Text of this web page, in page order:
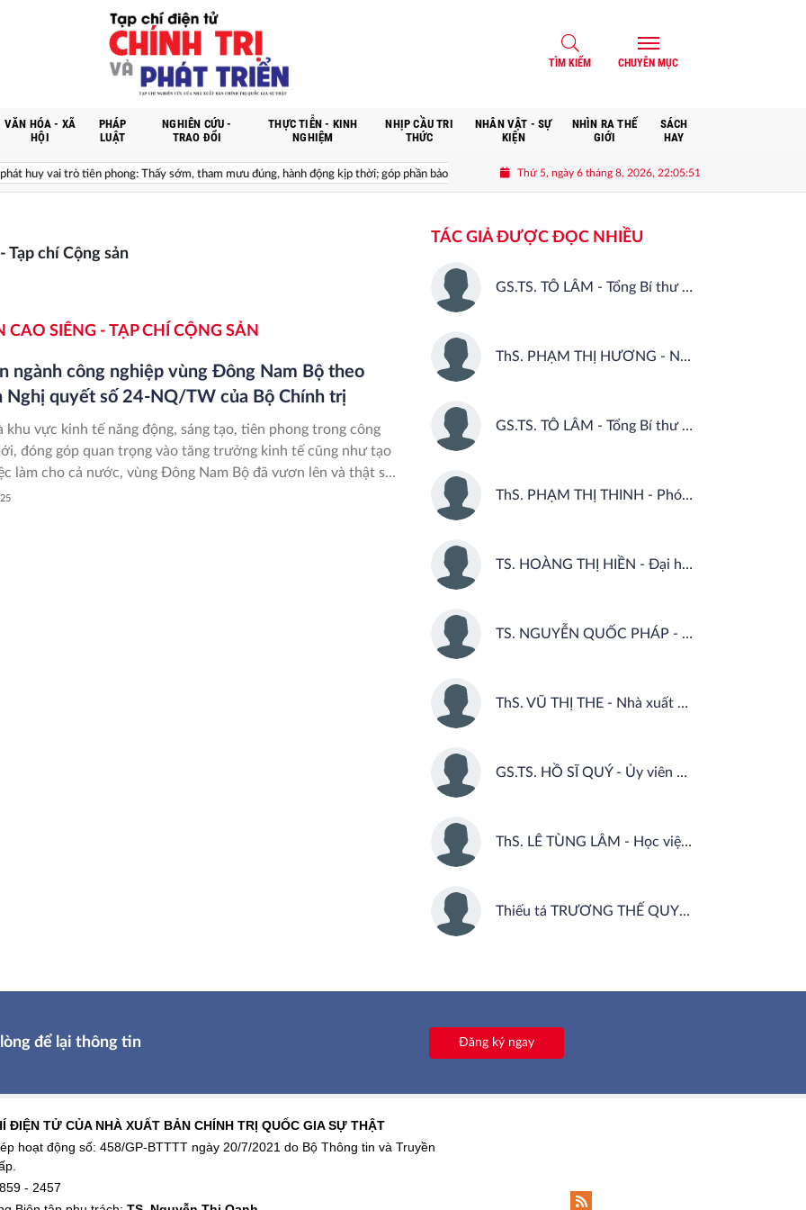
TÌM KIẾM CHUYÊN MỤC
VĂN HÓA - XÃ
HỘI
PHÁP
LUẬT
NGHIÊN CỨU -
TRAO ĐỔI
THỰC TIỄN - KINH
NGHIỆM
NHỊP CẦU TRI
THỨC
NHÂN VẬT - SỰ
KIỆN
NHÌN RA THẾ
GIỚI
SÁCH
HAY
huy vai trò tiên phong: Thấy sớm, tham mưu đúng, hành động kịp thời; góp phần bảo vệ Tổ quốc từ sớm, từ xa; mở đường, kết nối và tranh thủ nguồn lực phát
Thứ 5, ngày 6 tháng 8, 2026, 22:05:52
Tạp chí Cộng sản
SIÊNG - TẠP CHÍ CỘNG SẢN
ngành công nghiệp vùng Đông Nam Bộ theo
Nghị quyết số 24-NQ/TW của Bộ Chính trị
khu vực kinh tế năng động, sáng tạo, tiên phong trong công
đóng góp quan trọng vào tăng trưởng kinh tế cũng như tạo
làm cho cả nước, vùng Đông Nam Bộ đã vươn lên và thật sự
tàu” trong phát triển kinh tế của cả nước nói chung và
TÁC GIẢ ĐƯỢC ĐỌC NHIỀU
GS.TS. TÔ LÂM - Tổng Bí thư Ban Chấp hành Trung ương Đảng Cộng sản Việt Nam
ThS. PHẠM THỊ HƯƠNG - Nhà xuất bản Chính trị quốc gia Sự thật
GS.TS. TÔ LÂM - Tổng Bí thư Ban Chấp hành Trung ương Đảng Cộng sản Việt Nam
ThS. PHẠM THỊ THINH - Phó Giám đốc - Phó Tổng Biên tập Nhà xuất bản Chính trị quốc gia Sự thật.
TS. HOÀNG THỊ HIỀN - Đại học Quốc gia Hà Nội
TS. NGUYỄN QUỐC PHÁP - Học viện Chính trị khu vực I
ThS. VŨ THỊ THE - Nhà xuất bản Chính trị quốc gia Sự thật
GS.TS. HỒ SĨ QUÝ - Ủy viên Hội đồng Lý luận Trung ương, Viện Hàn lâm Khoa học xã hội Việt Nam
ThS. LÊ TÙNG LÂM - Học viện Báo chí và Tuyên truyền
Thiếu tá TRƯƠNG THẾ QUYỀN - Công an xã Kim Bảng, tỉnh Nghệ An
để lại thông tin Đăng ký ngay
ĐIỆN TỬ CỦA NHÀ XUẤT BẢN CHÍNH TRỊ QUỐC GIA SỰ THẬT
hoạt động số: 458/GP-BTTTT ngày 20/7/2021 do Bộ Thông tin và Truyền
- 2457